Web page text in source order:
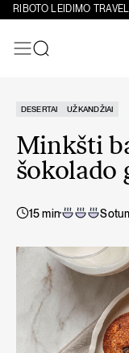
Eiti prie turinio
RIBOTO LEIDIMO
DESERTAI UŽKANDŽIAI
Minkšti
šokolado
15 min